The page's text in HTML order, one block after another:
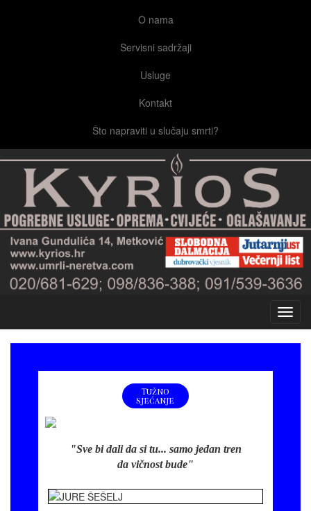
O nama
Servisni sadržaji
Usluge
Kontakt
Što napraviti u slučaju smrti?
Tužno
sjećanje
"Sve bi dali da si tu... samo jedan tren
da vičnost bude"